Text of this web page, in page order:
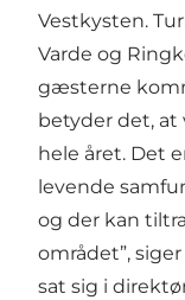
Vestkysten.
Varde og
gæsterne
betyder det, at
hele året. Det
levende
og der kan
området”,
sat sig i